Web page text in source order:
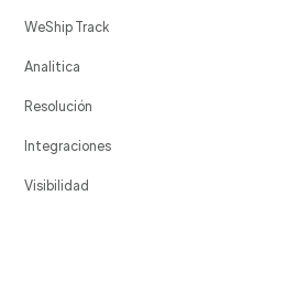
WeShip Track
Analitica
Resolución
Integraciones
Visibilidad